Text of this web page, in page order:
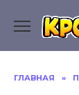
содержанию
ГЛАВНАЯ »